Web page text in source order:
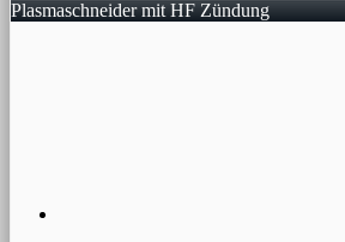
Plasmaschneider mit HF Zündung